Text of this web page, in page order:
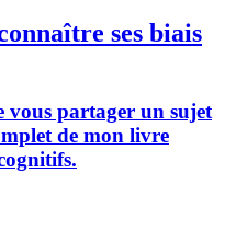
ses biais
vous partager un sujet
de mon livre